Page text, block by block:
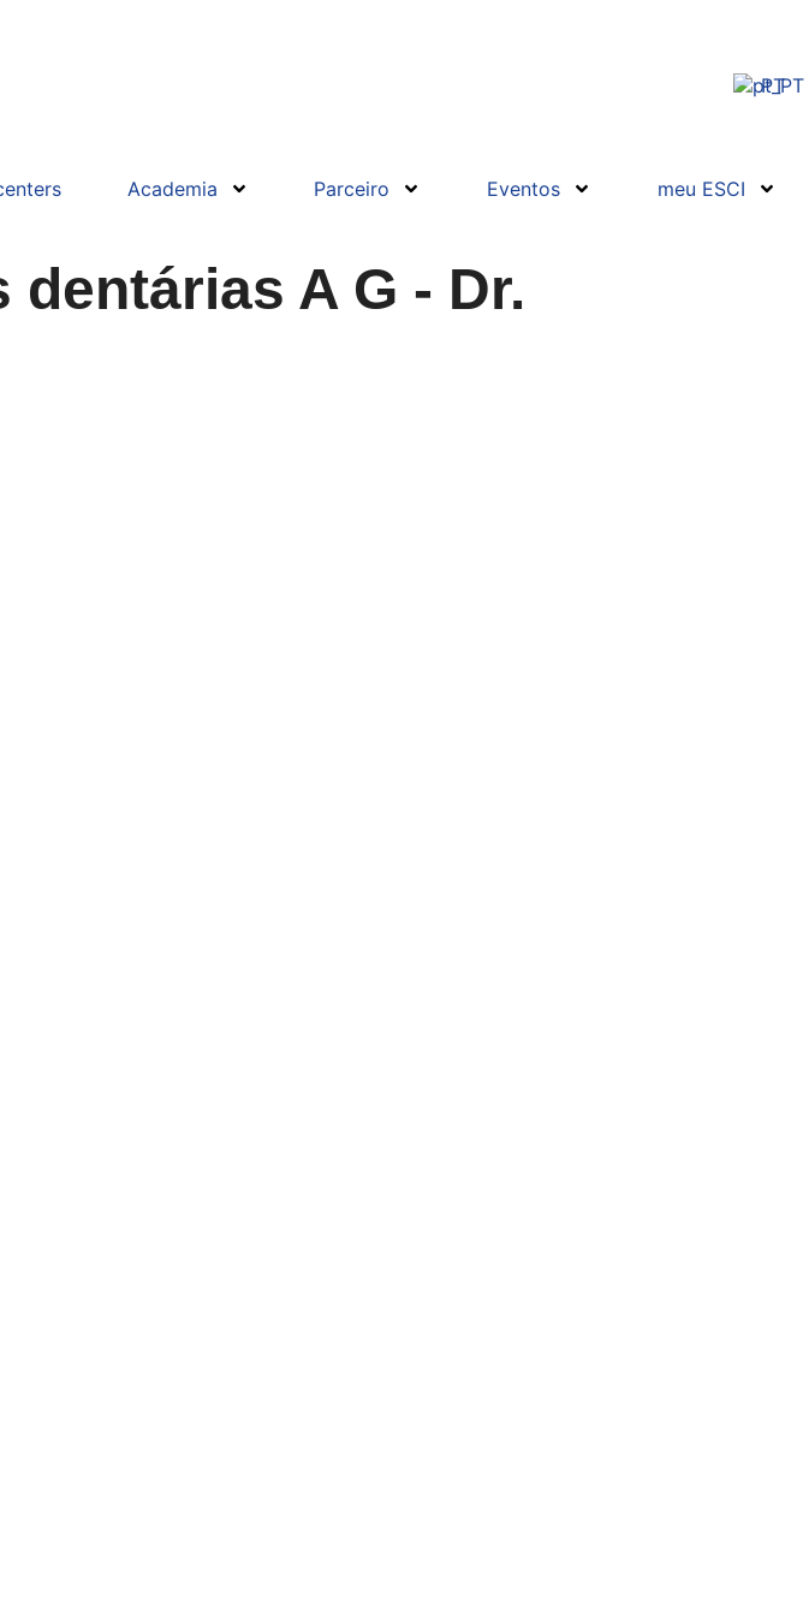
PT
Academia Parceiro Eventos meu ESCI
A G - Dr.